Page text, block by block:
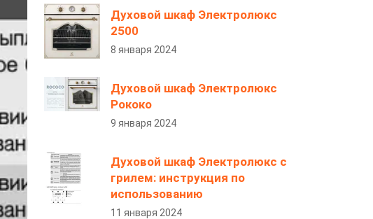
Духовой шкаф Электролюкс
2500
8 января 2024
Духовой шкаф Электролюкс
Рококо
9 января 2024
Духовой шкаф Электролюкс с
грилем: инструкция по
использованию
11 января 2024